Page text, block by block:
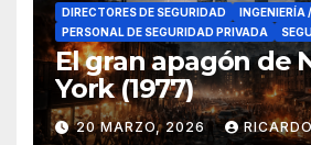
DIRECTORES DE SEGURIDAD
INGENIERÍA
PERSONAL DE SEGURIDAD PRIVADA
El gran apagón de
York (1977)
20 MARZO, 2026